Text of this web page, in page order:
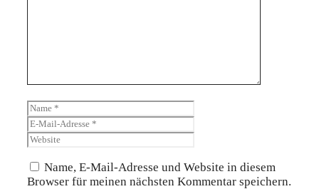
Name
Mail-
Adresse
Name, E-Mail-Adresse und Website in diesem
Browser für meinen nächsten Kommentar speichern.